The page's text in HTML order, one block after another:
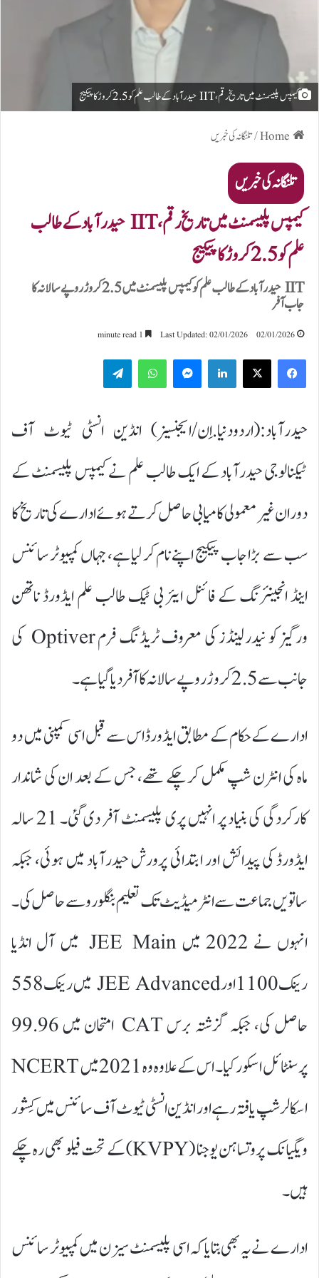
کیمپس پلیسمنٹ میں تاریخ رقم، IIT حیدرآباد کے طالب علم کو 2.5 کروڑ کا پیکیج
/تلنگانہ کی خبریں
تلنگانہ کی خبریں
کیمپس پلیسمنٹ میں تاریخ رقم، IIT حیدرآباد کے طالب
علم کو 2.5 کروڑ کا پیکیج
IIT حیدرآباد کے طالب علم کو کیمپس پلیسمنٹ میں 2.5 کروڑ روپے سالانہ کا
جاب آفر
02/01/2026
Last Updated: 02/01/2026
LinkedIn
WhatsApp
حیدرآباد:(اردودنیا.اِن/ایجنسیز) انڈین انسٹی ٹیوٹ آف
ٹیکنالوجی حیدرآباد کے ایک طالب علم نے کیمپس پلیسمنٹ کے
دوران غیر معمولی کامیابی حاصل کرتے ہوئے ادارے کی تاریخ کا
سب سے بڑا جاب پیکیج اپنے نام کر لیا ہے، جہاں کمپیوٹر سائنس
اینڈ انجینئرنگ کے فائنل ایئر بی ٹیک طالب علم ایڈورڈ ناتھن
ورگیز کو نیدرلینڈز کی معروف ٹریڈنگ فرم Optiver کی
جانب سے 2.5 کروڑ روپے سالانہ کا آفر دیا گیا ہے۔
ادارے کے حکام کے مطابق ایڈورڈ اس سے قبل اسی کمپنی میں دو
ماہ کی انٹرن شپ مکمل کر چکے تھے، جس کے بعد ان کی شاندار
کارکردگی کی بنیاد پر انہیں پری پلیسمنٹ آفر دی گئی۔ 21 سالہ
ایڈورڈ کی پیدائش اور ابتدائی پرورش حیدرآباد میں ہوئی، جبکہ
ساتویں جماعت سے انٹرمیڈیٹ تک تعلیم بنگلورو سے حاصل کی۔
انہوں نے 2022 میں JEE Main میں آل انڈیا
رینک 1100 اور JEE Advanced میں رینک 558
حاصل کی، جبکہ گزشتہ برس CAT امتحان میں 99.96
پرسنٹائل اسکور کیا۔ اس کے علاوہ وہ 2021 میں NCERT
اسکالرشپ یافتہ رہے اور انڈین انسٹی ٹیوٹ آف سائنس میں کِشور
ویگیانک پروتساہن یوجنا (KVPY) کے تحت فیلو بھی رہ چکے
ہیں۔
ادارے نے یہ بھی بتایا کہ اسی پلیسمنٹ سیزن میں کمپیوٹر سائنس